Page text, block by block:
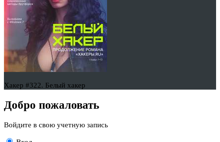
Хакер #322. Белый хакер
Добро пожаловать
Войдите в свою учетную запись